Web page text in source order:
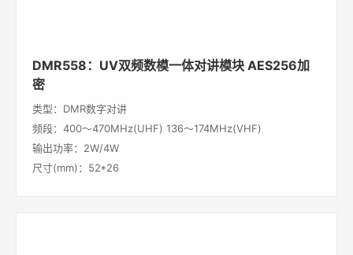
DMR558：UV双频数模一体对讲模块 AES256加
密
类型：DMR数字对讲
频段：400～470MHz(UHF) 136～174MHz(VHF)
输出功率：2W/4W
尺寸(mm)：52*26